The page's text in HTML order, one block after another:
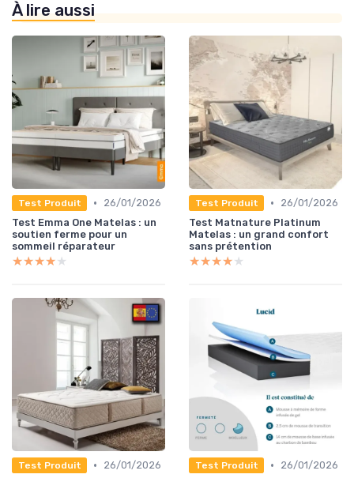
À lire aussi
Test Produit •
26/01/2026
Test Emma One Matelas : un
soutien ferme pour un
sommeil réparateur
★★★★★
★★★★★
Test Produit •
26/01/2026
Test Matnature Platinum
Matelas : un grand confort
sans prétention
★★★★★
★★★★★
Test Produit •
26/01/2026
Test Produit •
26/01/2026